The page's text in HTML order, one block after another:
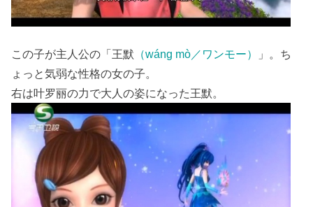
この子が主人公の「王默 （wáng mò／ワンモー）
」。ち
ょっと気弱な性格の女の子。
右は叶罗丽の力で大人の姿になった王默。